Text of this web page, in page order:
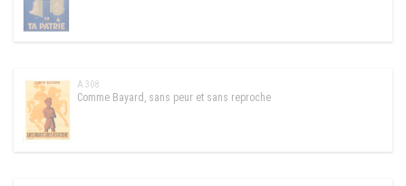
A 308
Comme Bayard, sans peur et sans reproche